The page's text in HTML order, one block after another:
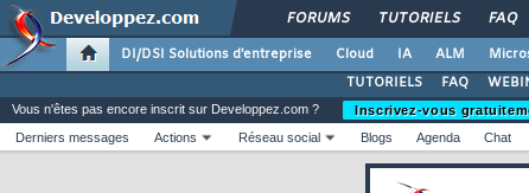
FORUMS TUTORIELS FAQ
DI/DSI Solutions d'entreprise Cloud IA ALM
TUTORIELS
FAQ
Vous n'êtes pas encore inscrit sur Developpez.com ?
Inscrivez-vous
Derniers messages
Actions Réseau social Blogs Agenda Chat